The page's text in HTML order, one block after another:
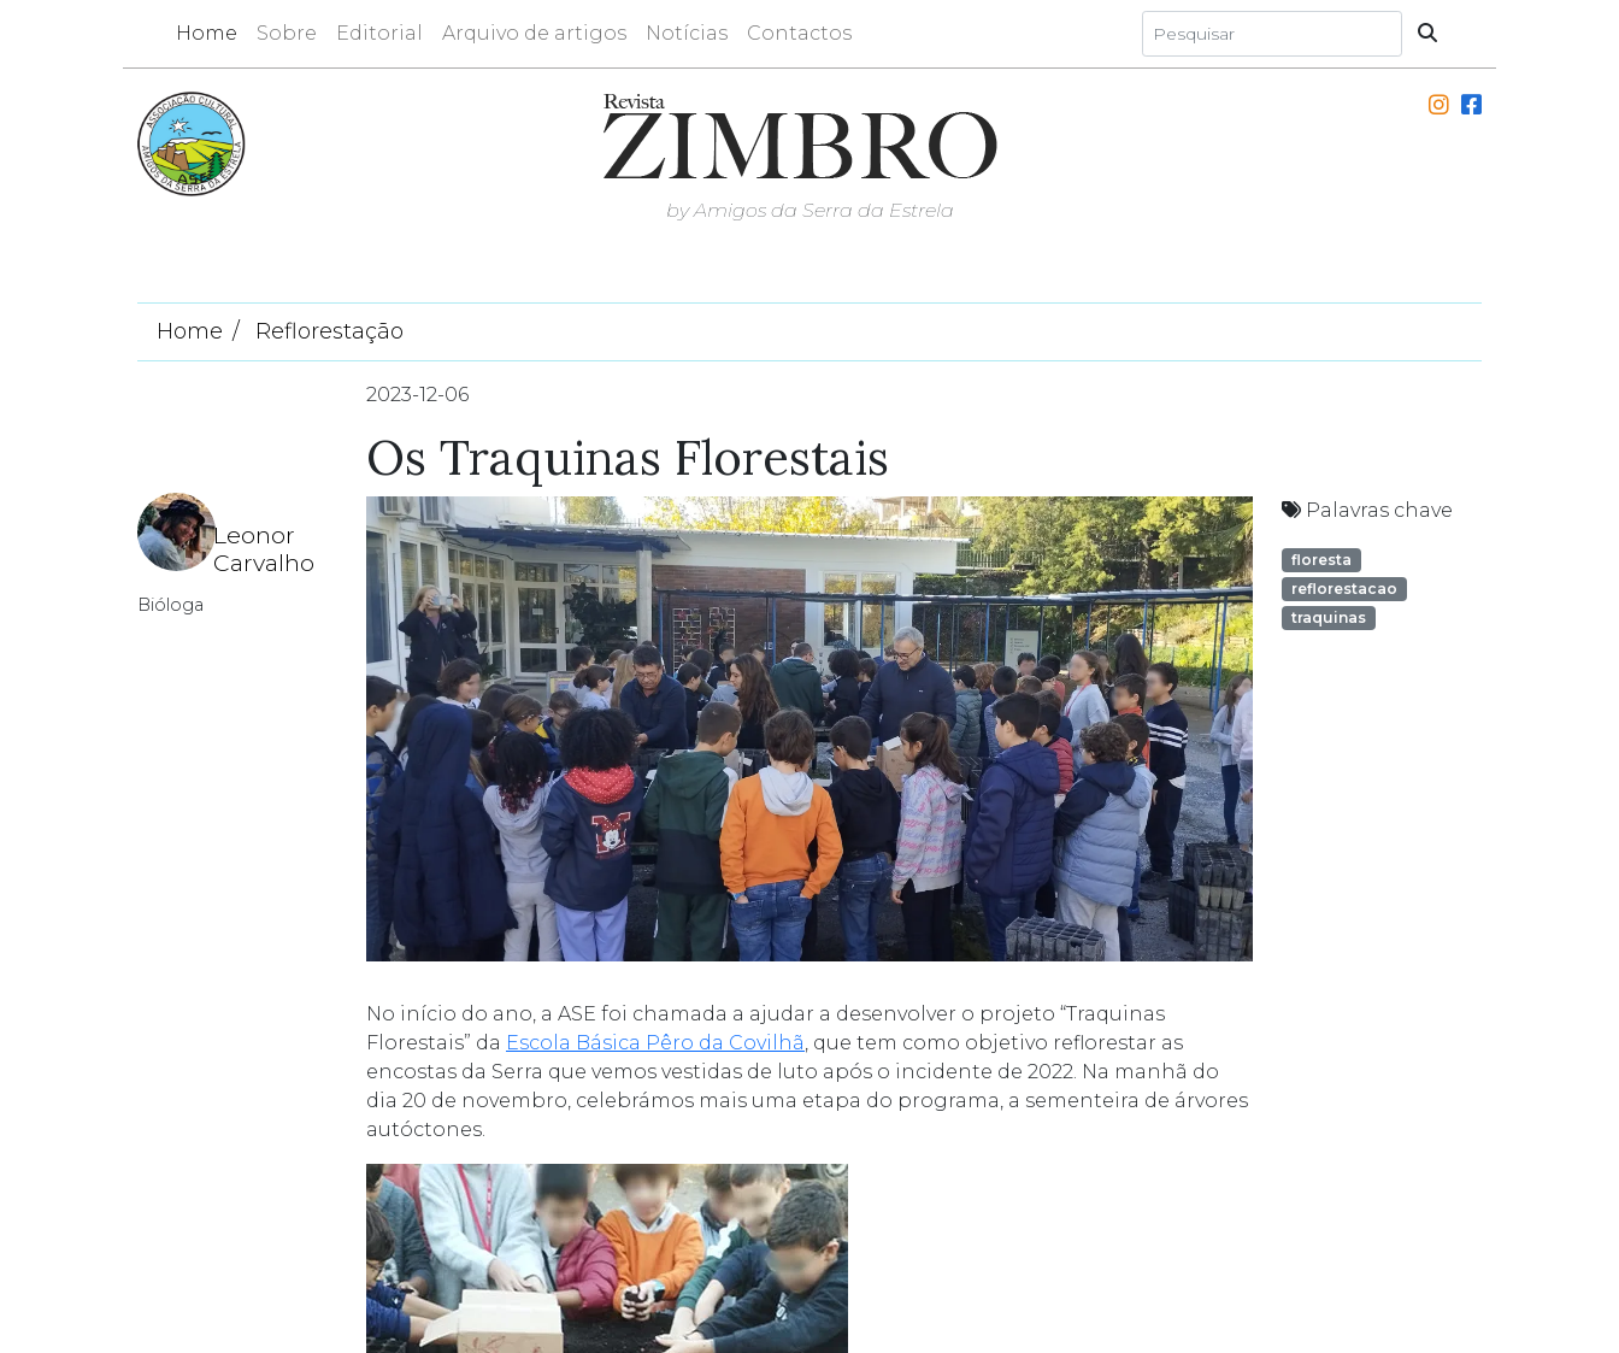
Home Sobre Editorial Arquivo de artigos Notícias Contactos
by Amigos da Serra da Estrela
Home Reflorestação
Leonor
Carvalho
Bióloga
2023-12-06
Os Traquinas Florestais
Palavras chave
floresta
reflorestacao
traquinas
No início do ano, a ASE foi chamada a ajudar a desenvolver o projeto “Traquinas
Florestais” da Escola Básica Pêro da Covilhã, que tem como objetivo reflorestar as
encostas da Serra que vemos vestidas de luto após o incidente de 2022. Na manhã do
dia 20 de novembro, celebrámos mais uma etapa do programa, a sementeira de árvores
autóctones.